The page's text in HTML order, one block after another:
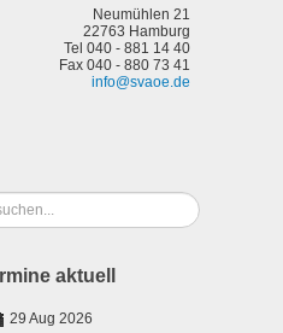
Neumühlen 21
22763 Hamburg
Tel 040 - 881 14 40
Fax 040 - 880 73 41
info@svaoe.de
aktuell
29 Aug 2026